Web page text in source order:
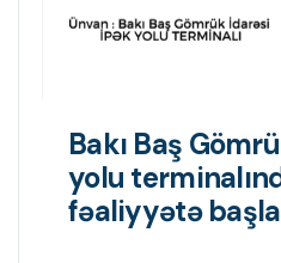
Bakı Baş
yolu
fəaliyyətə